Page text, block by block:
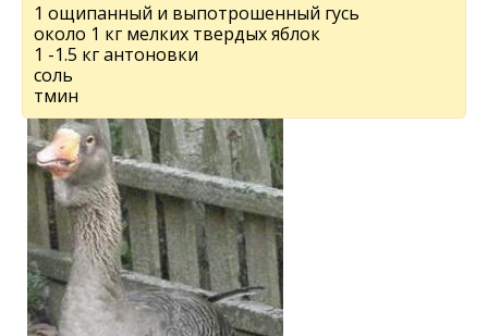
1 ощипанный и выпотрошенный гусь
около 1 кг мелких твердых яблок
1 -1.5 кг антоновки
соль
тмин